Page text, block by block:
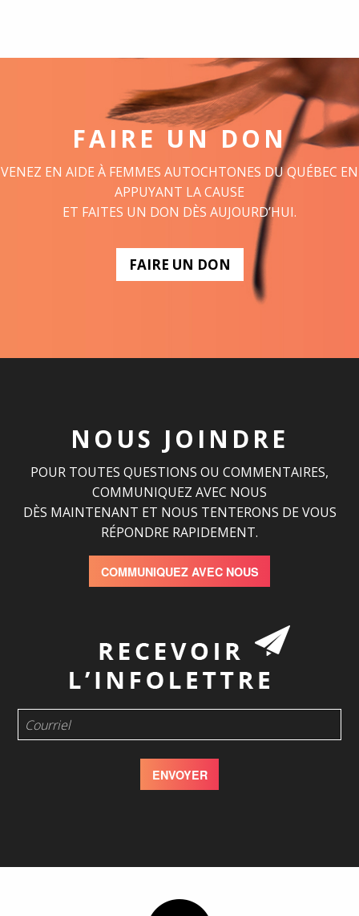
FAIRE UN DON
VENEZ EN AIDE À FEMMES AUTOCHTONES DU QUÉBEC EN
APPUYANT LA CAUSE
ET FAITES UN DON DÈS AUJOURD’HUI.
FAIRE UN DON
NOUS JOINDRE
POUR TOUTES QUESTIONS OU COMMENTAIRES,
COMMUNIQUEZ AVEC NOUS
DÈS MAINTENANT ET NOUS TENTERONS DE VOUS
RÉPONDRE RAPIDEMENT.
COMMUNIQUEZ AVEC NOUS